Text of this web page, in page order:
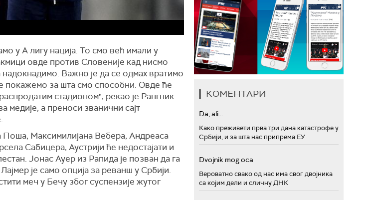
у А лигу нација. То смо већ имали у
овде против Словеније кад нисмо
Важно је да се одмах вратимо
покажемо за шта смо способни. Овде ће
стадионом", рекао је Рангник
медије, а преноси званични сајт
Максимилијана Вебера, Андреаса
Сабицера, Аустрији ће недостајати и
Јонас Ауер из Рапида је позван да га
је само опција за реванш у Србији.
меч у Бечу због суспензије жутог
КОМЕНТАРИ
Da, ali...
Како преживети прва три дана катастрофе у
Србији, и за шта нас припрема ЕУ
Dvojnik mog oca
Вероватно свако од нас има свог двојника
са којим дели и сличну ДНК